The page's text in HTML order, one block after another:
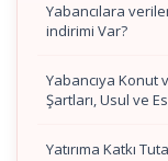
Yabancılara
indirimi Var?
Yabancıya Konut
Şartları, Usul ve
Yatırıma Katkı